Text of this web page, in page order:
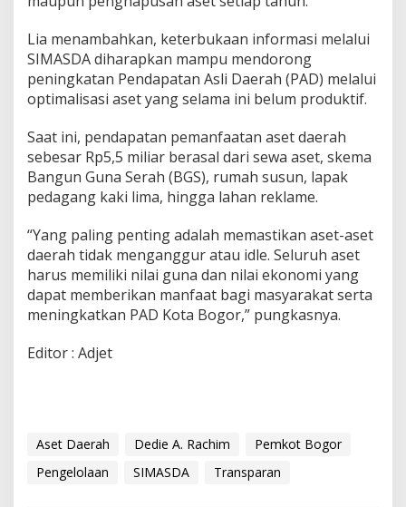
Lia menambahkan, keterbukaan informasi melalui
SIMASDA diharapkan mampu mendorong
peningkatan Pendapatan Asli Daerah (PAD) melalui
optimalisasi aset yang selama ini belum produktif.
Saat ini, pendapatan pemanfaatan aset daerah
sebesar Rp5,5 miliar berasal dari sewa aset, skema
Bangun Guna Serah (BGS), rumah susun, lapak
pedagang kaki lima, hingga lahan reklame.
“Yang paling penting adalah memastikan aset-aset
daerah tidak menganggur atau idle. Seluruh aset
harus memiliki nilai guna dan nilai ekonomi yang
dapat memberikan manfaat bagi masyarakat serta
meningkatkan PAD Kota Bogor,” pungkasnya.
Editor : Adjet
Aset Daerah Dedie A. Rachim
Pemkot Bogor
Pengelolaan
SIMASDA Transparan